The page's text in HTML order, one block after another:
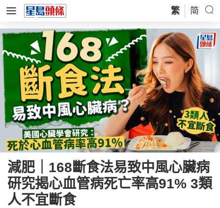
繁 简
減肥｜168斷食法易致中風心臟病
研究揭心血管病死亡率高91% 3類
人不宜斷食